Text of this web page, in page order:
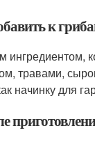
к
травами,
начинку для